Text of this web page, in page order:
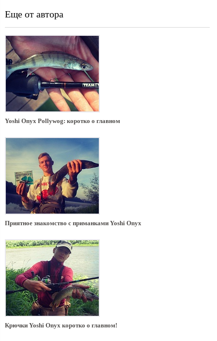
Еще от автора
Yoshi Onyx Pollywog: коротко о главном
Приятное знакомство с приманками Yoshi Onyx
Крючки Yoshi Onyx коротко о главном!